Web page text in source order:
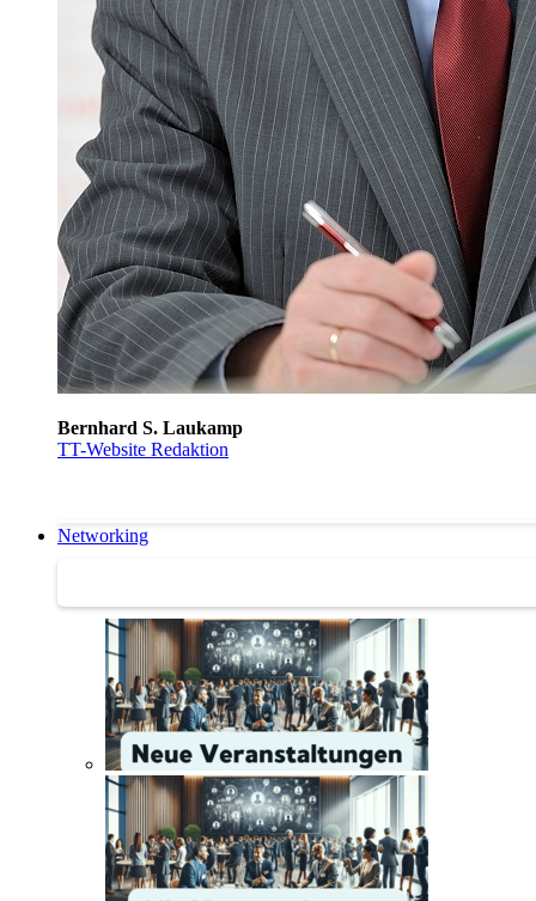
Bernhard S. Laukamp
TT-Website Redaktion
Networking